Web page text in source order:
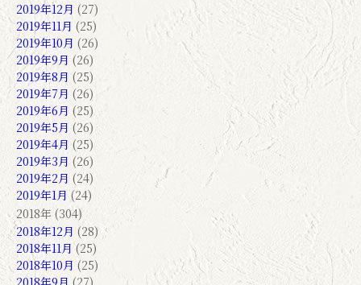
2019年12月 (27)
2019年11月 (25)
2019年10月 (26)
2019年9月 (26)
2019年8月 (25)
2019年7月 (26)
2019年6月 (25)
2019年5月 (26)
2019年4月 (25)
2019年3月 (26)
2019年2月 (24)
2019年1月 (24)
2018年 (304)
2018年12月 (28)
2018年11月 (25)
2018年10月 (25)
2018年9月 (27)